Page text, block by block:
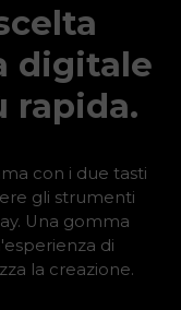
digitale
rapida.
con i due tasti
gli strumenti
Una gomma
di
la creazione.